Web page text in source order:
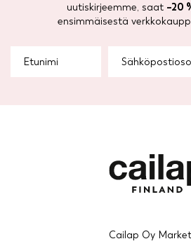
uutiskirjeemme, saat –20
ensimmäisestä
Cailap Oy